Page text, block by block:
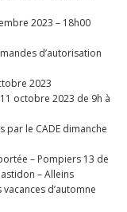
2023 – 18h00
d’autorisation
2023
octobre 2023 de 9h à
par le CADE dimanche
– Pompiers 13 de
– Alleins
vacances d’automne